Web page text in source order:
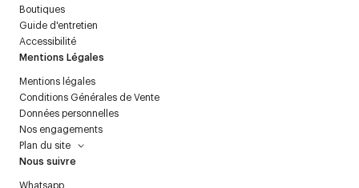
Boutiques
Guide d'entretien
Accessibilité
Mentions Légales
Mentions légales
Conditions Générales de Vente
Données personnelles
Nos engagements
Plan du site
Nous suivre
Whatsapp